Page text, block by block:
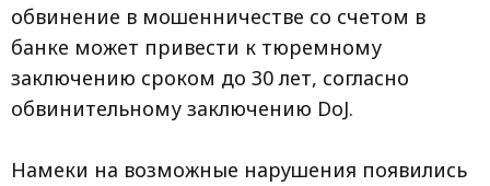
обвинение в мошенничестве со счетом в
банке может привести к тюремному
заключению сроком до 30 лет, согласно
обвинительному заключению DoJ.
Намеки на возможные нарушения появились